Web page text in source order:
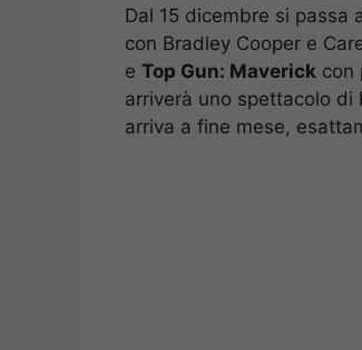
Dal 15 dicembre si passa
con Bradley Cooper e
e Top Gun: Maverick con
arriverà uno spettacolo di
arriva a fine mese,